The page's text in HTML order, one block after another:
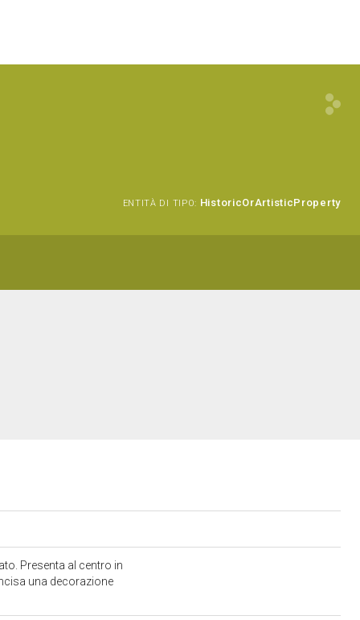
ENTITÀ DI TIPO: HistoricOrArtisticProperty
Presenta al centro in
una decorazione